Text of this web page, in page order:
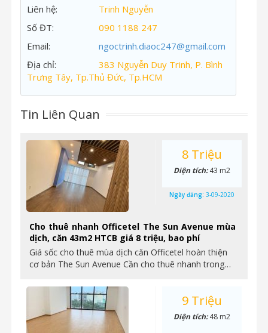
Liên hệ:
Trinh Nguyễn
Số ĐT:
090 1188 247
Email:
ngoctrinh.diaoc247@gmail.com
Địa chỉ:
383 Nguyễn Duy Trinh, P. Bình
Trưng Tây, Tp.Thủ Đức, Tp.HCM
Tin Liên Quan
Cho thuê nhanh Officetel The Sun Avenue mùa
dịch, căn 43m2 HTCB giá 8 triệu, bao phí
Giá sốc cho thuê mùa dịch căn Officetel hoàn thiện
cơ bản The Sun Avenue Cần cho thuê nhanh trong…
8 Triệu
Diện tích:43 m2
Ngày đăng: 3-09-2020
9 Triệu
Diện tích:48 m2